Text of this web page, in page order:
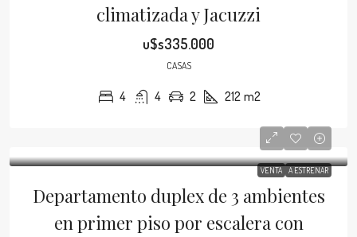
climatizada y Jacuzzi
u$s335.000
CASAS
4 4 2 212 m2
VENTA A ESTRENAR
Departamento duplex de 3 ambientes
en primer piso por escalera con